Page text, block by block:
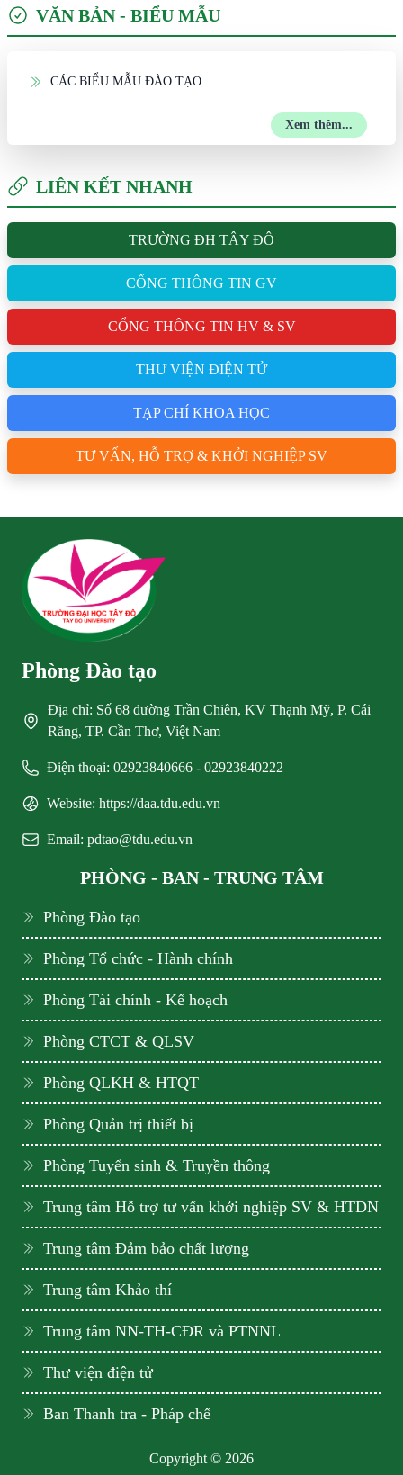
VĂN BẢN - BIỂU MẪU
CÁC BIỂU MẪU ĐÀO TẠO
Xem thêm...
LIÊN KẾT NHANH
TRƯỜNG ĐH TÂY ĐÔ
CỔNG THÔNG TIN GV
CỔNG THÔNG TIN HV & SV
THƯ VIỆN ĐIỆN TỬ
TẠP CHÍ KHOA HỌC
TƯ VẤN, HỖ TRỢ & KHỞI NGHIỆP SV
Phòng Đào tạo
Địa chỉ: Số 68 đường Trần Chiên, KV Thạnh Mỹ, P. Cái
Răng, TP. Cần Thơ, Việt Nam
Điện thoại: 02923840666 - 02923840222
Website: https://daa.tdu.edu.vn
Email: pdtao@tdu.edu.vn
PHÒNG - BAN - TRUNG TÂM
Phòng Đào tạo
Phòng Tổ chức - Hành chính
Phòng Tài chính - Kế hoạch
Phòng CTCT & QLSV
Phòng QLKH & HTQT
Phòng Quản trị thiết bị
Phòng Tuyển sinh & Truyền thông
Trung tâm Hỗ trợ tư vấn khởi nghiệp SV & HTDN
Trung tâm Đảm bảo chất lượng
Trung tâm Khảo thí
Trung tâm NN-TH-CĐR và PTNNL
Thư viện điện tử
Ban Thanh tra - Pháp chế
Copyright © 2026